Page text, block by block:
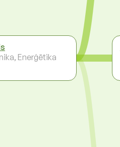
Enerģētika